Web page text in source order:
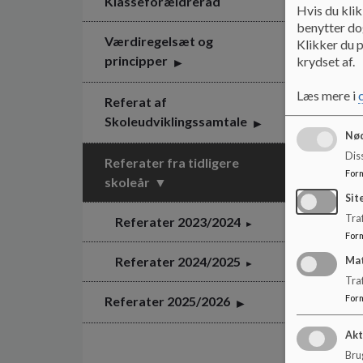
Værdiregelsæt og
principper
Referat af
Skoleudviklingssamtale
Referater fra tidligere
skoleår
Referater 2023/2024
Referater 2024/2025
Referater 2025/2026
Hvis du
benytter
Klikker du
krydset af.
Læs mere i